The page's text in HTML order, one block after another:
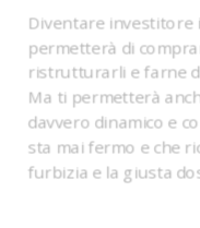
Diventare
permetterà di
ristrutturarli e farne
Ma ti permetterà
davvero dinamico e
sta mai fermo e che
furbizia e la giusta